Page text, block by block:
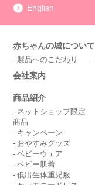
English
赤ちゃんの城について
製品へのこだわり
会社案内
商品紹介
ネットショップ限定
商品
キャンペーン
おやすみグッズ
ベビーウェア
ベビー肌着
低出生体重児服